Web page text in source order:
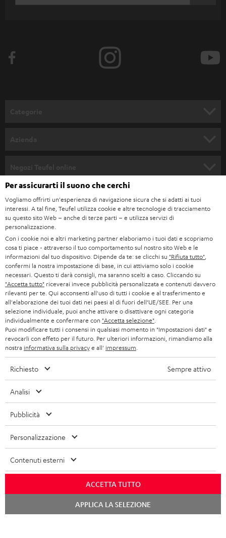
n
w
s
l
e
t
t
e
r
SMART HOME
BLUETOOTH
CUFFIE
CUFFIE BLUETOOTH
SET STEREO
ALTOPARLANTE
ULTIMA
CUFFIE IN-EAR
FANSHOP
NOVITÁ
CARRIERA
STAMPA
B2B
BLOG
NEWSLETTER
NEGOZI
VANTAGGI TEUFEL
LA NOSTRA STORIA
GERMANIA
AUSTRIA
SVIZZERA
PAESI BASSI
BELGIO
FRANCIA
POLONIA
ITALIA
USA
errori di battitura e omissioni. Gli accessori mostrati nelle nostre foto non sono
Impressum Termini e condizioni generali
Protezione dei dati personali
EU Data Act recedere dal contratto qui
Per assicurarti il suono che cerchi
Vogliamo offrirti un'esperienza di navigazione sicura che si adatti ai tuoi
interessi. A tal fine, Teufel utilizza cookie e altre tecnologie di tracciamento
su questo sito Web – anche di terze parti – e utilizza servizi di
personalizzazione.
Con i cookie noi e altri marketing partner elaboriamo i tuoi dati e scopriamo
cosa ti piace - attraverso il tuo comportamento sul nostro sito Web e le
informazioni dal tuo dispositivo. Dipende da te: se clicchi su "Rifiuta tutto"
confermi la nostra impostazione di base, in cui attiviamo solo i cookie
necessari. Questo ti darà consigli, ma saranno scelti a caso. Cliccando su
"Accetta tutto" riceverai invece pubblicità personalizzata e contenuti davvero
rilevanti per te. Qui acconsenti all'uso di tutti i cookie e al trasferimento e
all'elaborazione dei tuoi dati nei paesi al di fuori dell’UE/SEE. Per una
selezione individuale, puoi anche attivare o disattivare ogni categoria
individualmente e confermare con "Accetta selezione"
Puoi modificare tutti i consensi in qualsiasi momento in "Impostazioni dati" e
revocarli con effeto per il futuro. Per ulteriori informazioni, rimandiamo alla
nostra informativa sulla privacye all' impressum
Richiesto Sempre attivo
Analisi
Pubblicità
Personalizzazione
Contenuti esterni
ACCETTA TUTTO
APPLICA LA SELEZIONE